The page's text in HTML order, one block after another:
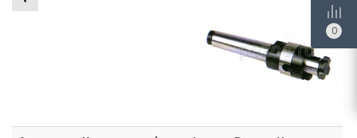
0